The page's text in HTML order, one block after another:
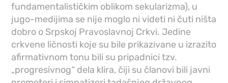
fundamentalističkim oblikom sekularizma), u
jugo-medijima se nije moglo ni videti ni čuti ništa
dobro o Srpskoj Pravoslavnoj Crkvi. Jedine
crkvene ličnosti koje su bile prikazivane u izrazito
afirmativnom tonu bili su pripadnici tzv.
„progresivnog“ dela klira, čiji su članovi bili javni